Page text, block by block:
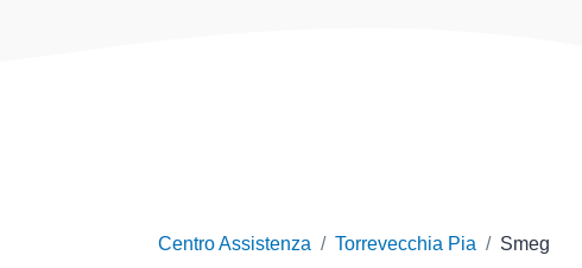
Centro Assistenza Torrevecchia Pia Smeg